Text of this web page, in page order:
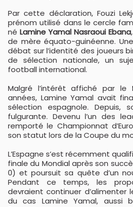
Par cette déclaration, Fouzi
prénom utilisé dans le cercle
né Lamine Yamal Nasraoui Ebana
de mère équato-guinéenne.
débat sur l’identité des joueurs
de sélection nationale, un
football international.
Malgré l’intérêt affiché par le
années, Lamine Yamal avait
sélection espagnole. Depuis,
fulgurante. Devenu l’un des
remporté le Championnat
son statut lors de la Coupe du
L’Espagne s’est récemment
finale du Mondial après son
0) et poursuit sa quête d’un
Pendant ce temps, les
devraient continuer d’alimenter
du cas Lamine Yamal, aussi